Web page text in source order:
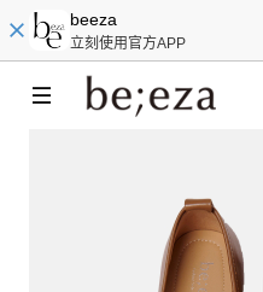
beeza
立刻使用官方APP